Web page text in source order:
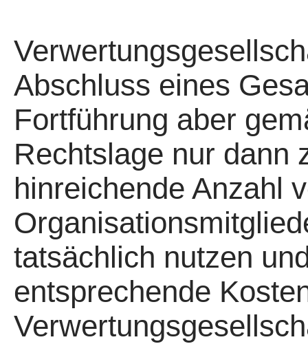
Abschluss eines
Fortführung aber
Rechtslage nur dann
hinreichende Anzahl
tatsächlich nutzen
entsprechende